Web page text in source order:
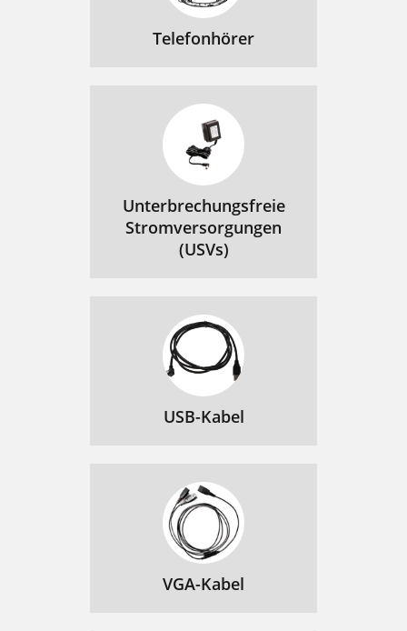
Telefonhörer
Unterbrechungsfreie
Stromversorgungen
(USVs)
USB-Kabel
VGA-Kabel